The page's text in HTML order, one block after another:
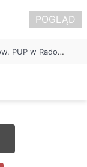
Około 90 tys. zł na szkolenia pracowników. PUP w Radomsku ogłasza nabór wniosków
POGLĄD